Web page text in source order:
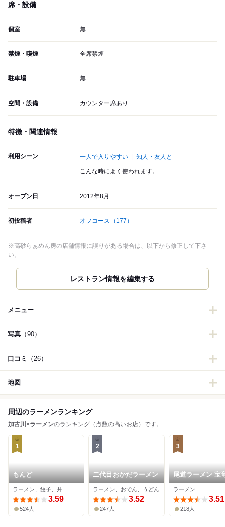
席・設備
個室 無
禁煙・喫煙 全席禁煙
駐車場 無
空間・設備 カウンター席あり
特徴・関連情報
利用シーン 一人で入りやすい 知人・友人と
こんな時によく使われます。
オープン日 2012年8月
初投稿者 オフコース （177）
※高砂らぁめん房の店舗情報に誤りがある場合は、以下から修正して下さ
い。
レストラン情報を編集する
メニュー
写真 （90）
口コミ （26）
地図
周辺のラーメンランキング
加古川 ×ラーメンのランキング（点数の高いお店）です。
1
もんど
ラーメン、餃子、丼
3.59
524人
2
二代目おかだラーメン
ラーメン、おでん、うどん
3.52
247人
3
尾道ラーメン 宝
ラーメン
3.51
218人